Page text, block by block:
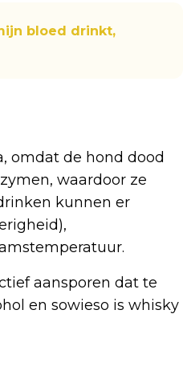
bloed drinkt,
omdat de hond dood
waardoor ze
kunnen er
aansporen dat te
en sowieso is whisky